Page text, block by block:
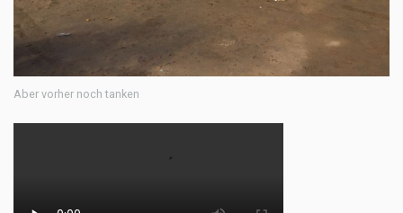
Aber vorher noch tanken